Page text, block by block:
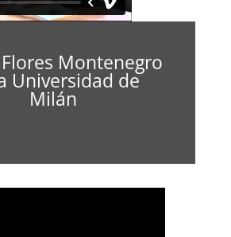
Montenegro
Universidad de
Milán